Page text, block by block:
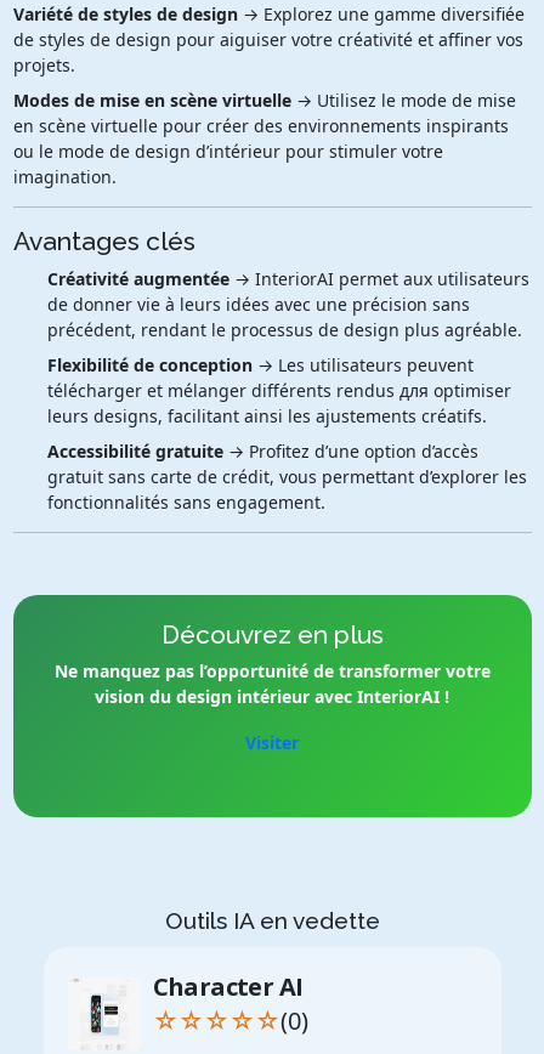
Variété de styles de design→ Explorez une gamme diversifiée
de styles de design pour aiguiser votre créativité et affiner vos
projets.
Modes de mise en scène virtuelle→ Utilisez le mode de mise
en scène virtuelle pour créer des environnements inspirants
ou le mode de design d’intérieur pour stimuler votre
imagination.
Avantages clés
Créativité augmentée→ InteriorAI permet aux utilisateurs
de donner vie à leurs idées avec une précision sans
précédent, rendant le processus de design plus agréable.
Flexibilité de conception→ Les utilisateurs peuvent
télécharger et mélanger différents rendus для optimiser
leurs designs, facilitant ainsi les ajustements créatifs.
Accessibilité gratuite→ Profitez d’une option d’accès
gratuit sans carte de crédit, vous permettant d’explorer les
fonctionnalités sans engagement.
Découvrez en plus
Ne manquez pas l’opportunité de transformer votre
vision du design intérieur avec InteriorAI !
Visiter
Outils IA en vedette
Character AI
☆☆☆☆☆(0)